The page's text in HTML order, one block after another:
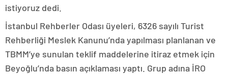
istiyoruz dedi.
İstanbul Rehberler Odası üyeleri, 6326 sayılı Turist
Rehberliği Meslek Kanunu’nda yapılması planlanan ve
TBMM’ye sunulan teklif maddelerine itiraz etmek için
Beyoğlu’nda basın açıklaması yaptı. Grup adına İRO